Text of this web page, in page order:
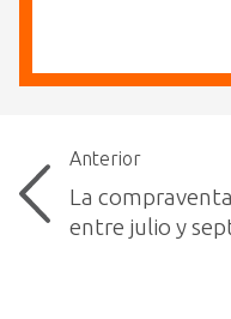
Anterior
La
entre julio y